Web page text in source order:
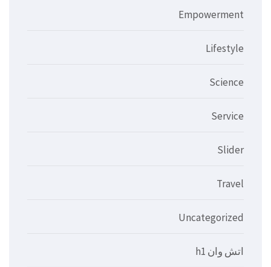
Empowerment
Lifestyle
Science
Service
Slider
Travel
Uncategorized
اتش وان h1